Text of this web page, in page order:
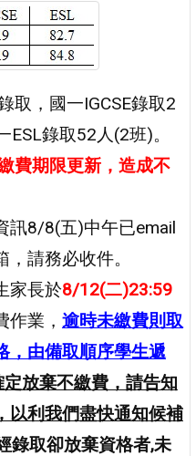
取，國一IGCSE錄取2
ESL錄取52人(2班)。
費期限更新，造成不
訊8/8(五)中午已email
，請務必收件。
家長於8/12(二)23:59
作業， 逾時未繳費則取
，由備取順序學生遞
放棄不繳費，請告知
以利我們盡快通知候補
錄取卻放棄資格者,未